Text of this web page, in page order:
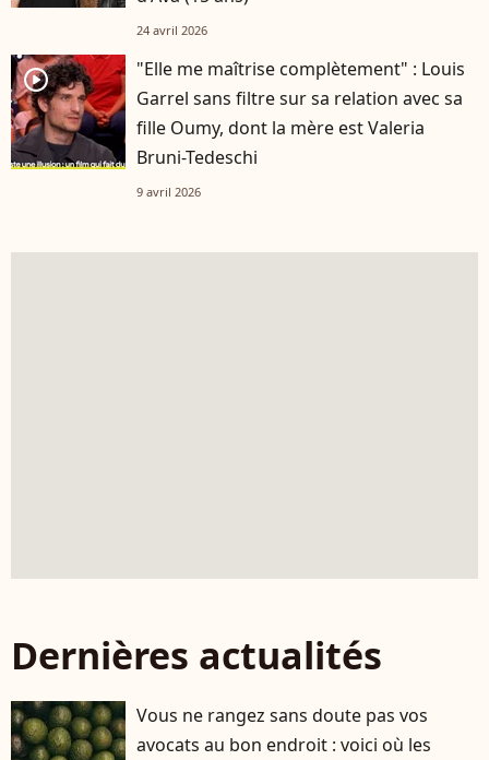
24 avril 2026
player2
"Elle me maîtrise complètement" : Louis
Garrel sans filtre sur sa relation avec sa
fille Oumy, dont la mère est Valeria
Bruni-Tedeschi
9 avril 2026
Dernières actualités
Vous ne rangez sans doute pas vos
avocats au bon endroit : voici où les